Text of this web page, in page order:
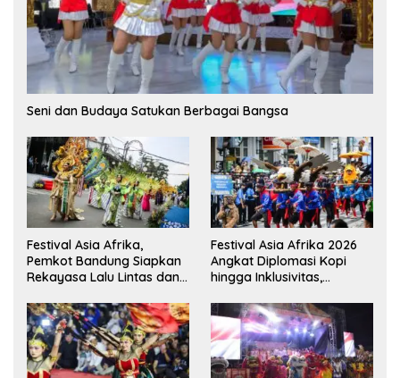
Seni dan Budaya Satukan Berbagai Bangsa
Festival Asia Afrika,
Pemkot Bandung Siapkan
Rekayasa Lalu Lintas dan
Festival Asia Afrika 2026
Angkat Diplomasi Kopi
hingga Inklusivitas,
Duta Besar